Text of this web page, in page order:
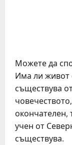
Можете да
Има ли живот
съществува
окончателен,
учен от
съществува.